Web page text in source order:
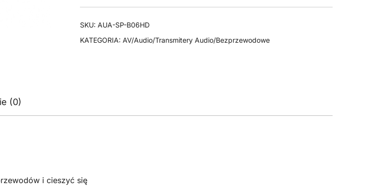
audio
Bluetooth
aptX
SKU: AUA-SP-B06HD
KATEGORIA: AV/Audio/Transmitery Audio/Bezprzewodowe
(0)
i cieszyć się